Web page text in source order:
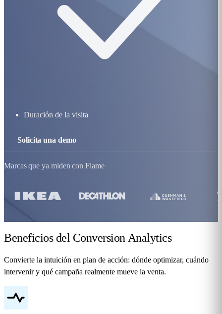
Duración de la visita
Solicita una demo
Marcas que ya miden con Flame
Beneficios del Conversion Analytics
Convierte la intuición en plan de acción: dónde optimizar, cuándo
intervenir y qué campaña realmente mueve la venta.